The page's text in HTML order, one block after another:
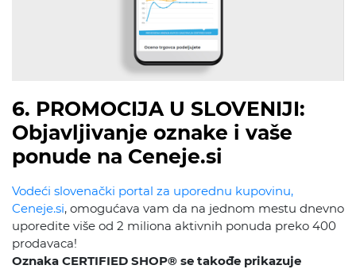
6. PROMOCIJA U SLOVENIJI:
Objavljivanje oznake i vaše
ponude na Ceneje.si
Vodeći slovenački portal za uporednu kupovinu,
Ceneje.si, omogućava vam da na jednom mestu dnevno
uporedite više od 2 miliona aktivnih ponuda preko 400
prodavaca!
Oznaka CERTIFIED SHOP® se takođe prikazuje